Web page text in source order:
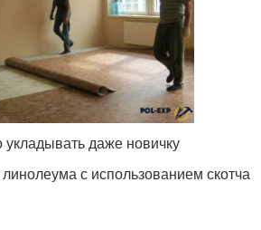
даже новичку
с использованием скотча